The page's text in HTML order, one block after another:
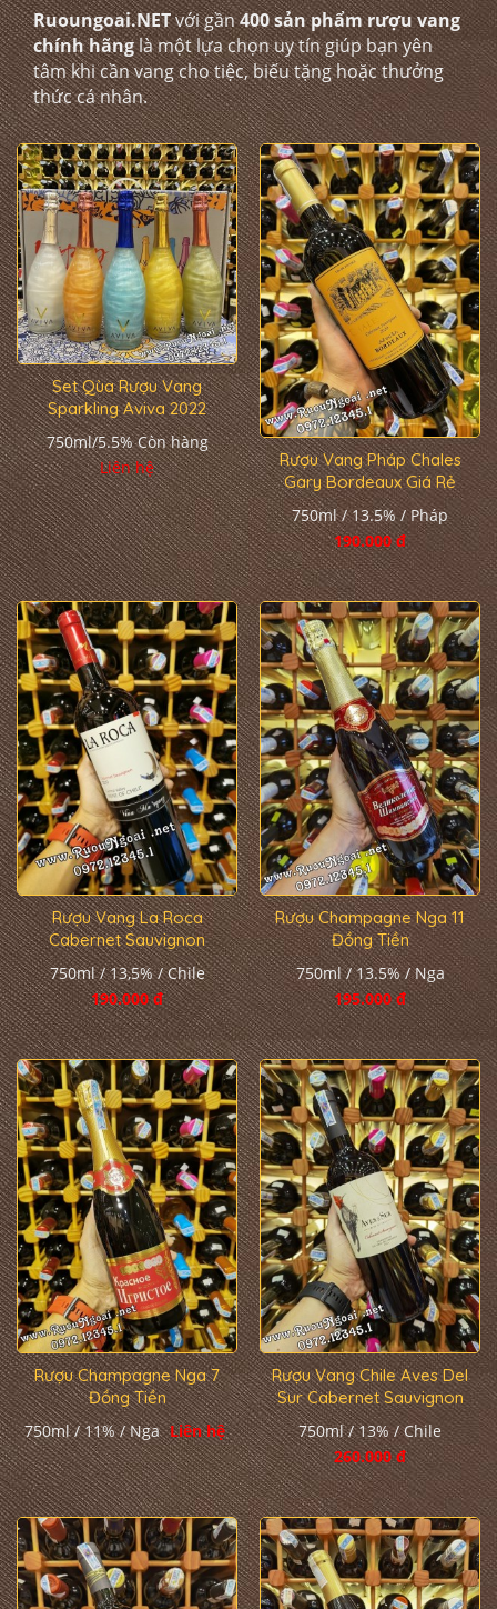
Ruoungoai.NETvới gần400 sản phẩm rượu vang
chính hãnglà một lựa chọn uy tín giúp bạn yên
tâm khi cần vang cho tiệc, biếu tặng hoặc thưởng
thức cá nhân.
Set Qùa Rượu Vang
Sparkling Aviva 2022
750ml/5.5% Còn hàng
Liên hệ
Rượu Vang Pháp Chales
Gary Bordeaux Giá Rẻ
750ml / 13.5% / Pháp
190.000 đ
Rượu Vang La Roca
Cabernet Sauvignon
750ml / 13,5% / Chile
190.000 đ
Rượu Champagne Nga 11
Đồng Tiền
750ml / 13.5% / Nga
195.000 đ
Rượu Champagne Nga 7
Đồng Tiền
750ml / 11% / Nga Liên hệ
Rượu Vang Chile Aves Del
Sur Cabernet Sauvignon
750ml / 13% / Chile
260.000 đ